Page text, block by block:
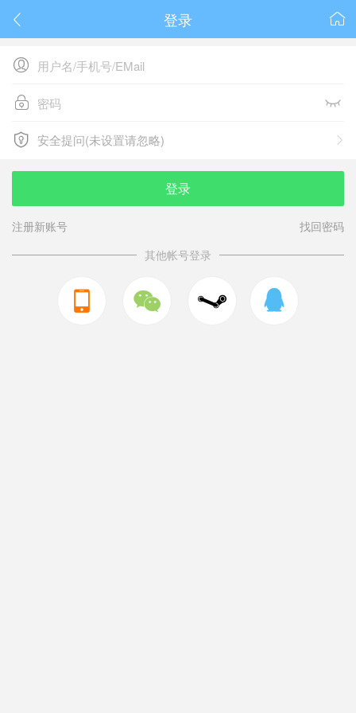
 
登录

 
 
安全提问(未设置请忽略)
安全提问(未设置请忽略)
登录
注册新账号
找回密码
其他帐号登录
  